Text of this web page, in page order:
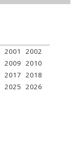
2001
2002
2009 2010
2017 2018
2025 2026